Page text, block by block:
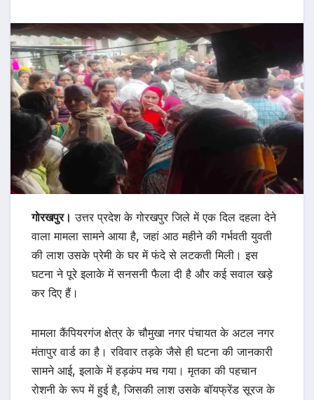
गोरखपुर। उत्तर प्रदेश के गोरखपुर जिले में एक दिल दहला देने
वाला मामला सामने आया है, जहां आठ महीने की गर्भवती युवती
की लाश उसके प्रेमी के घर में फंदे से लटकती मिली। इस
घटना ने पूरे इलाके में सनसनी फैला दी है और कई सवाल खड़े
कर दिए हैं।
मामला कैंपियरगंज क्षेत्र के चौमुखा नगर पंचायत के अटल नगर
मंतापुर वार्ड का है। रविवार तड़के जैसे ही घटना की जानकारी
सामने आई, इलाके में हड़कंप मच गया। मृतका की पहचान
रोशनी के रूप में हुई है, जिसकी लाश उसके बॉयफ्रेंड सूरज के